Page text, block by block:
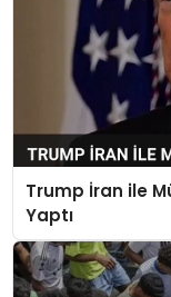
Trump İran ile
Yaptı